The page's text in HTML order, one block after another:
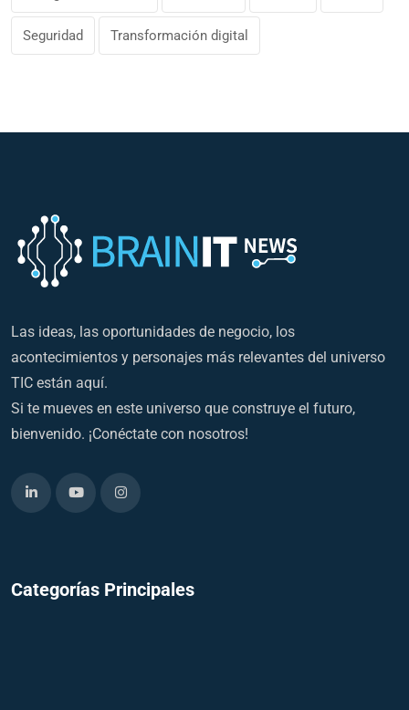
Seguridad Transformación digital
Las ideas, las oportunidades de negocio, los
acontecimientos y personajes más relevantes del universo
TIC están aquí.
Si te mueves en este universo que construye el futuro,
bienvenido. ¡Conéctate con nosotros!
Categorías Principales